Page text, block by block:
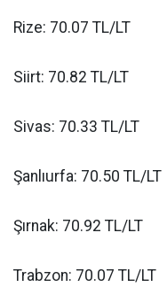
Rize: 70.07 TL/LT
Siirt: 70.82 TL/LT
Sivas: 70.33 TL/LT
Şanlıurfa: 70.50 TL/LT
Şırnak: 70.92 TL/LT
Trabzon: 70.07 TL/LT